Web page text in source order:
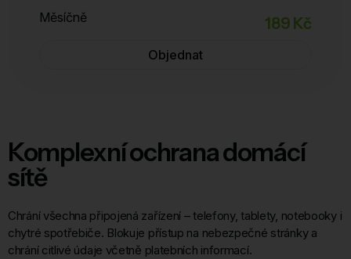
Měsíčně 189 Kč
Objednat
Komplexní ochrana domácí
sítě
Chrání všechna připojená zařízení – telefony, tablety, notebooky i
chytré spotřebiče. Blokuje přístup na nebezpečné stránky a
chrání citlivé údaje včetně platebních informací.